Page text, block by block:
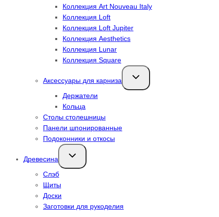
Коллекция Art Nouveau Italy
Коллекция Loft
Коллекция Loft Jupiter
Коллекция Aesthetics
Коллекция Lunar
Коллекция Square
Аксессуары для карниза
Переключить
дочернее
Держатели
Кольца
Столы столешницы
Панели шпонированные
Подоконники и откосы
Древесина
Переключить
дочернее
Слэб
Щиты
Доски
Заготовки для рукоделия